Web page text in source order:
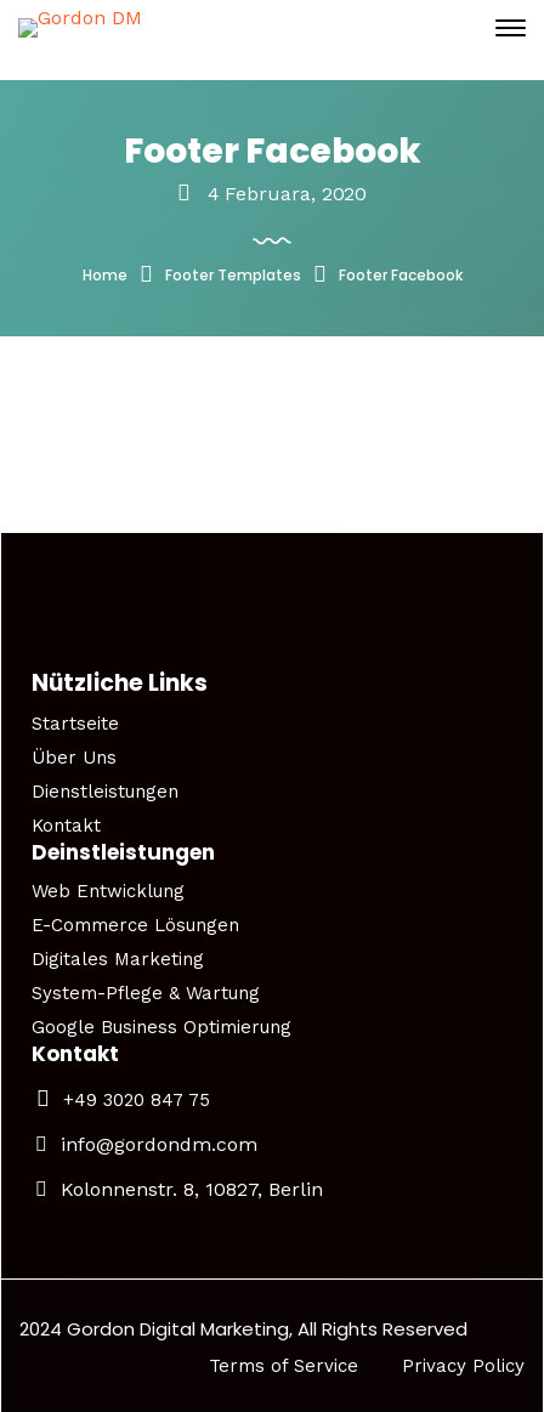
Footer Facebook
4 Februara, 2020
Home Footer Templates Footer Facebook
Nützliche Links
Startseite
Über Uns
Dienstleistungen
Kontakt
Deinstleistungen
Web Entwicklung
E-Commerce Lösungen
Digitales Marketing
System-Pflege & Wartung
Google Business Optimierung
Kontakt
+49 3020 847 75
info@gordondm.com
Kolonnenstr. 8, 10827, Berlin
2024 Gordon Digital Marketing, All Rights Reserved
Terms of Service Privacy Policy